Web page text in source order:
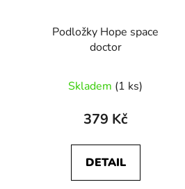
Podložky Hope space
doctor
Skladem (1 ks)
379 Kč
DETAIL